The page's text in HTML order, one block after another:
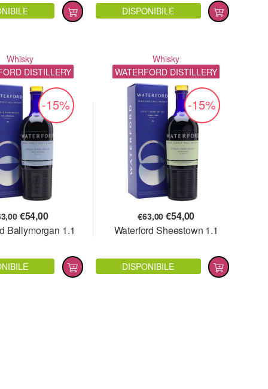
DISPONIBILE
Whisky
DISTILLERY
-15%
€54,00
Ballymorgan 1.1
Whisky
WATERFORD DISTILLERY
-15%
€63,00€54,00
Waterford Sheestown 1.1
DISPONIBILE